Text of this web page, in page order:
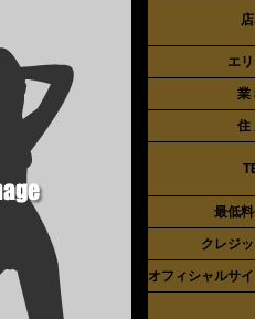
エ
業
住
最低
クレジッ
オフィシャルサイ